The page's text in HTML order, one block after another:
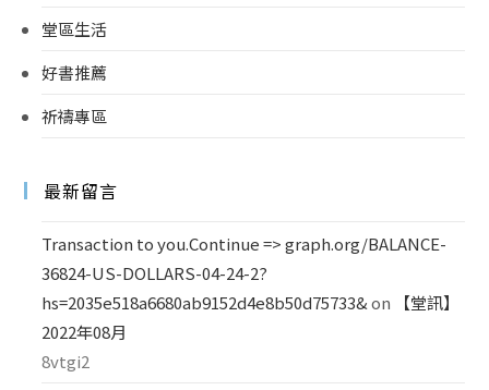
堂區生活
好書推薦
祈禱專區
最新留言
Transaction to you.Continue => graph.org/BALANCE-
36824-US-DOLLARS-04-24-2?
hs=2035e518a6680ab9152d4e8b50d75733&on
【堂訊】
2022年08月
8vtgi2